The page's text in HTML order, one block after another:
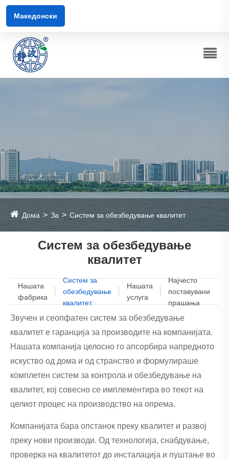
Македонски
Дома За Систем за обезбедување квалитет
Систем за обезбедување
квалитет
Нашата
фабрика
Систем за
обезбедување
квалитет
Нашата
услуга
Најчесто
поставувани
прашања
Звучен и сеопфатен систем за обезбедување
квалитет е гаранција за производите на компанијата.
Нашата компанија целосно го апсорбира напредното
искуство од дома и од странство и формулираше
комплетен систем за контрола и обезбедување на
квалитет, кој совесно се имплементира во текот на
целиот процес на производство на опрема.
Компанијата бара опстанок преку квалитет и развој
преку нови производи. Од технологија, снабдување,
проверка на квалитетот до инсталација и пуштање во